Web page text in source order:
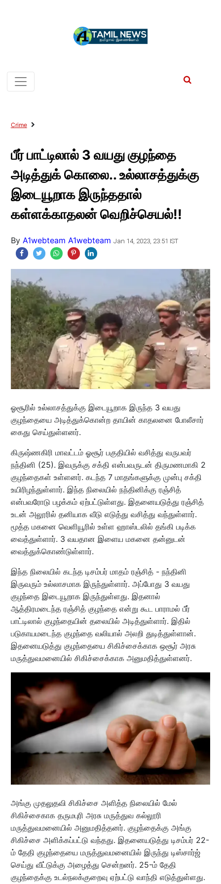
Crime
பீர் பாட்டிலால் 3 வயது குழந்தை
அடித்துக் கொலை.. உல்லாசத்துக்கு
இடையூறாக இருந்ததால்
கள்ளக்காதலன் வெறிச்செயல்!!
By A1webteam A1webteam Jan 14, 2023, 23:51 IST
ஓசூரில் உல்லாசத்துக்கு இடையூறாக இருந்த 3 வயது
குழந்தையை அடித்துக்கொன்ற தாயின் காதலனை போலீசார்
கைது செய்துள்ளனர்.
கிருஷ்ணகிரி மாவட்டம் ஓசூர் பகுதியில் வசித்து வருபவர்
நந்தினி (25). இவருக்கு சக்தி என்பவருடன் திருமணமாகி 2
குழந்தைகள் உள்ளனர். கடந்த 7 மாதங்களுக்கு முன்பு சக்தி
உயிரிழந்துள்ளார். இந்த நிலையில் நந்தினிக்கு ரஞ்சித்
என்பவரோடு பழக்கம் ஏற்பட்டுள்ளது. இதனையடுத்து ரஞ்சித்
உடன் அலூரில் தனியாக வீடு எடுத்து வசித்து வந்துள்ளார்.
மூத்த மகனை வெளியூரில் உள்ள ஹாஸ்டலில் தங்கி படிக்க
வைத்துள்ளார். 3 வயதான இளைய மகனை தன்னுடன்
வைத்துக்கொண்டுள்ளார்.
இந்த நிலையில் கடந்த டிசம்பர் மாதம் ரஞ்சித் - நந்தினி
இருவரும் உல்லாசமாக இருந்துள்ளார். அப்போது 3 வயது
குழந்தை இடையூறாக இருந்துள்ளது. இதனால்
ஆத்திரமடைந்த ரஞ்சித் குழந்தை என்று கூட பாராமல் பீர்
பாட்டிலால் குழந்தையின் தலையில் அடித்துள்ளார். இதில்
படுகாயமடைந்த குழந்தை வலியால் அலறி துடித்துள்ளான்.
இதனையடுத்து குழந்தையை சிகிச்சைக்காக ஒசூர் அரசு
மருத்துவமனையில் சிகிச்சைக்காக அனுமதித்துள்ளனர்.
அங்கு முதலுதவி சிகிச்சை அளித்த நிலையில் மேல்
சிகிச்சைகாக தருமபுரி அரசு மருத்துவ கல்லூரி
மருத்துவமனையில் அனுமதித்தனர். குழந்தைக்கு அங்கு
சிகிச்சை அளிக்கப்பட்டு வந்தது. இதனையடுத்து டிசம்பர் 22-
ம் தேதி குழந்தையை மருத்துவமனையில் இருந்து டிஸ்சார்ஜ்
செய்து வீட்டுக்கு அழைத்து சென்றனர். 25-ம் தேதி
குழந்தைக்கு உடல்நலக்குறைவு ஏற்பட்டு வாந்தி எடுத்துள்ளது.